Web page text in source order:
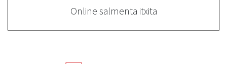
Online salmenta itxita